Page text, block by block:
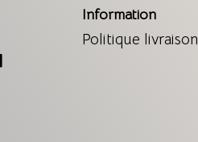
Information
Politique livraison